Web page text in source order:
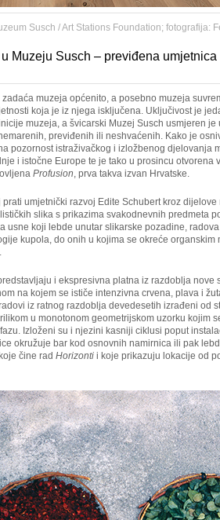
Susch / Art Stations Foundation; fotografija:
Muzeju Susch – previđena
muzeja općenito, a posebno muzeja
koja je iz njega isključena. Uključivost je
muzeja, a švicarski Muzej Susch usmjeren
previđenih ili neshvaćenih. Kako je
pozornost istraživačkog i izložbenog djelovanja
i istočne Europe te je tako u prosincu otvorena
Profusion, prva takva izvan Hrvatske.
prati umjetnički razvoj Edite Schubert kroz
slika s prikazima svakodnevnih predmeta
usne koji lebde unutar slikarske pozadine,
kupola, do onih u kojima se okreće organskim
i ekspresivna platna iz razdoblja nove
na kojem se ističe intenzivna crvena, plava i
iz ratnog razdoblja devedesetih izrađeni od
u monotonom geometrijskom uzorku kojim
Izloženi su i njezini kasniji ciklusi poput
okružuje bar kod osnovnih namirnica ili pak
čine rad Horizonti i koje prikazuju lokacije od